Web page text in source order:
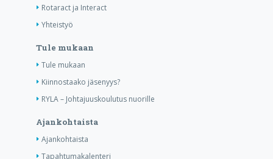
Rotaract ja Interact
Yhteistyö
Tule mukaan
Tule mukaan
Kiinnostaako jäsenyys?
RYLA – Johtajuuskoulutus nuorille
Ajankohtaista
Ajankohtaista
Tapahtumakalenteri